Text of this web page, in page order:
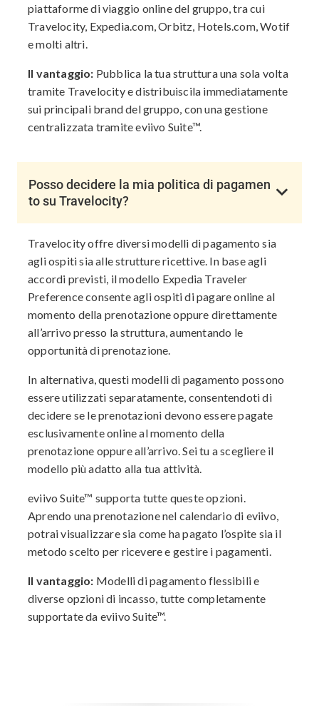
piattaforme di viaggio online del gruppo, tra cui
Travelocity, Expedia.com, Orbitz, Hotels.com, Wotif
e molti altri.
Il vantaggio: Pubblica la tua struttura una sola volta
tramite Travelocity e distribuiscila immediatamente
sui principali brand del gruppo, con una gestione
centralizzata tramite eviivo Suite™.
Posso decidere la mia politica di pagamen
to su Travelocity?
Travelocity offre diversi modelli di pagamento sia
agli ospiti sia alle strutture ricettive. In base agli
accordi previsti, il modello Expedia Traveler
Preference consente agli ospiti di pagare online al
momento della prenotazione oppure direttamente
all’arrivo presso la struttura, aumentando le
opportunità di prenotazione.
In alternativa, questi modelli di pagamento possono
essere utilizzati separatamente, consentendoti di
decidere se le prenotazioni devono essere pagate
esclusivamente online al momento della
prenotazione oppure all’arrivo. Sei tu a scegliere il
modello più adatto alla tua attività.
eviivo Suite™ supporta tutte queste opzioni.
Aprendo una prenotazione nel calendario di eviivo,
potrai visualizzare sia come ha pagato l’ospite sia il
metodo scelto per ricevere e gestire i pagamenti.
Il vantaggio: Modelli di pagamento flessibili e
diverse opzioni di incasso, tutte completamente
supportate da eviivo Suite™.